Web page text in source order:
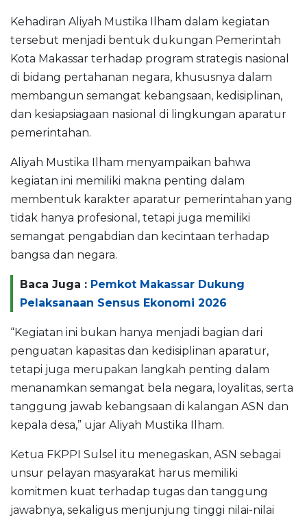
Kehadiran Aliyah Mustika Ilham dalam kegiatan
tersebut menjadi bentuk dukungan Pemerintah
Kota Makassar terhadap program strategis nasional
di bidang pertahanan negara, khususnya dalam
membangun semangat kebangsaan, kedisiplinan,
dan kesiapsiagaan nasional di lingkungan aparatur
pemerintahan.
Aliyah Mustika Ilham menyampaikan bahwa
kegiatan ini memiliki makna penting dalam
membentuk karakter aparatur pemerintahan yang
tidak hanya profesional, tetapi juga memiliki
semangat pengabdian dan kecintaan terhadap
bangsa dan negara.
Baca Juga : Pemkot Makassar Dukung
Pelaksanaan Sensus Ekonomi 2026
“Kegiatan ini bukan hanya menjadi bagian dari
penguatan kapasitas dan kedisiplinan aparatur,
tetapi juga merupakan langkah penting dalam
menanamkan semangat bela negara, loyalitas, serta
tanggung jawab kebangsaan di kalangan ASN dan
kepala desa,” ujar Aliyah Mustika Ilham.
Ketua FKPPI Sulsel itu menegaskan, ASN sebagai
unsur pelayan masyarakat harus memiliki
komitmen kuat terhadap tugas dan tanggung
jawabnya, sekaligus menjunjung tinggi nilai-nilai